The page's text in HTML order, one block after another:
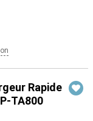
Rapide
TA800